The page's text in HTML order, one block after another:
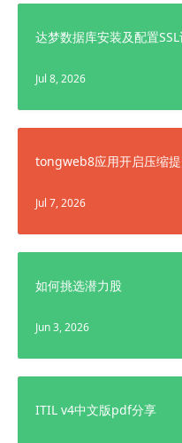
达梦数据库安装及配置
Jul 8, 2026
tongweb8应用开启压缩
Jul 7, 2026
如何挑选潜力股
Jun 3, 2026
ITIL v4中文版pdf分享